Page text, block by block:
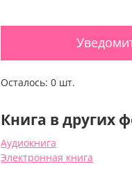
Осталось:0 шт.
Книга в других
Аудиокнига
Электронная книга